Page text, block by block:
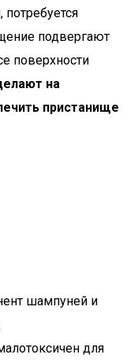
подвергают
поверхности
на
пристанище
шампуней и
для